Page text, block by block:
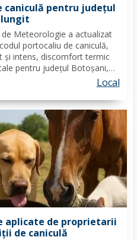
caniculă pentru județul
Meteorologie a actualizat
portocaliu de caniculă,
și intens, discomfort termic
pentru județul Botoșani,
maxime vor fiLocal
aplicate de proprietarii
de caniculă